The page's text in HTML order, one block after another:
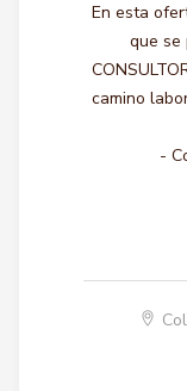
En esta
que se
camino
-